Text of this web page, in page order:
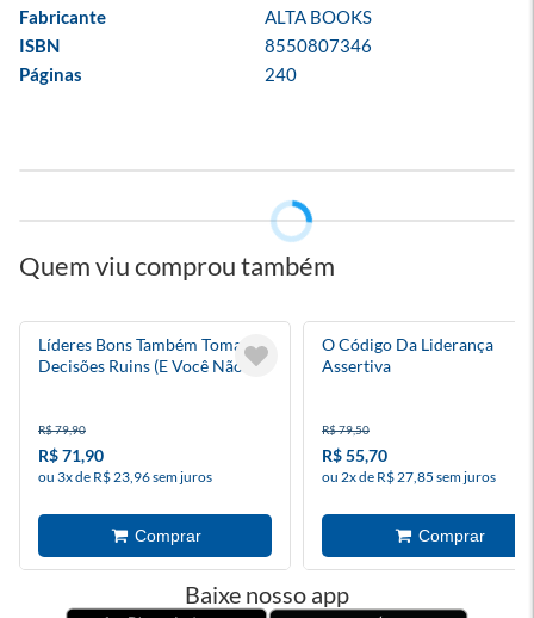
Fabricante
ALTA BOOKS
ISBN
8550807346
Páginas
240
Quem viu comprou também
Líderes Bons Também Tomam
Decisões Ruins (E Você Não
R$ 79,90
R$ 71,90
ou 3x de R$ 23,96 sem juros
O Código Da Liderança
Assertiva
R$ 79,50
R$ 55,70
ou 2x de R$ 27,85 sem juros
Baixe nosso app